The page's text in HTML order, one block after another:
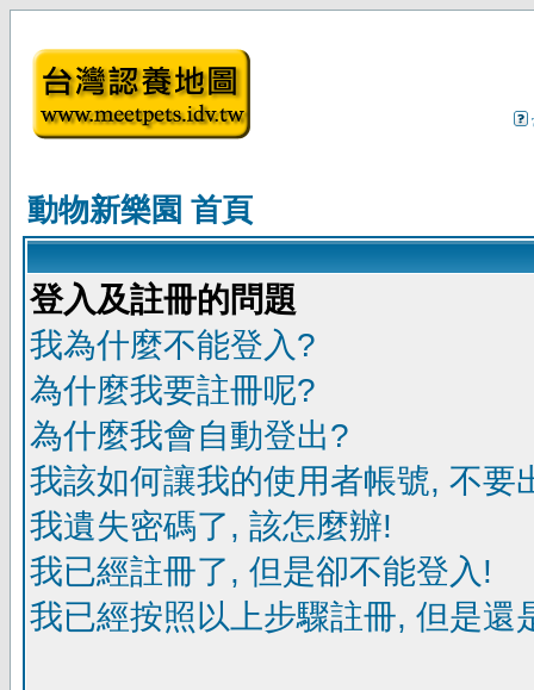
動物新樂園 首頁
登入及註冊的問題
我為什麼不能登入?
為什麼我要註冊呢?
為什麼我會自動登出?
我該如何讓我的使用者帳號, 不要
我遺失密碼了, 該怎麼辦!
我已經註冊了, 但是卻不能登入!
我已經按照以上步驟註冊, 但是還